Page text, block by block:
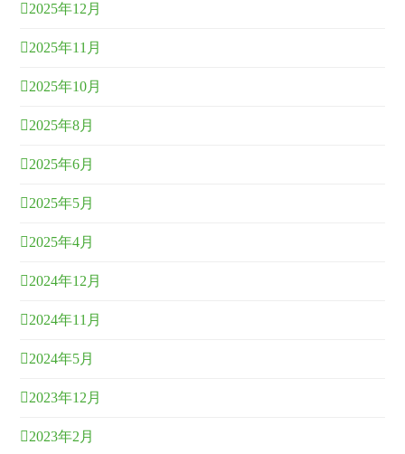
2025年12月
2025年11月
2025年10月
2025年8月
2025年6月
2025年5月
2025年4月
2024年12月
2024年11月
2024年5月
2023年12月
2023年2月